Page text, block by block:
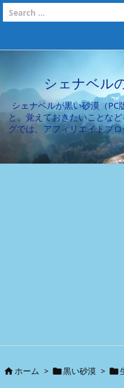
シェナベル
シェナベルが黒い砂漠（
と、覚えておきたいことな
グでは、アフィリエイトプ
ホーム > 黒い砂漠 > 